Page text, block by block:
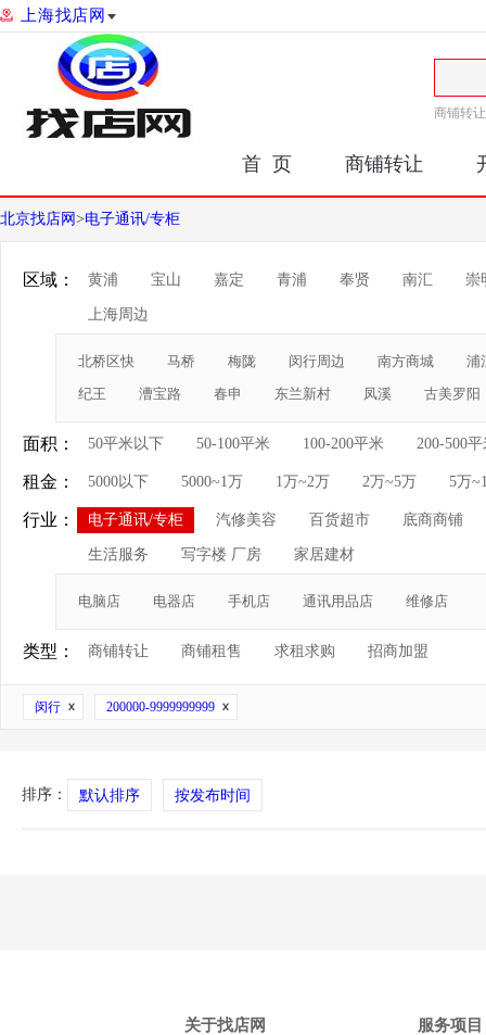
上海找店网
商铺转让
首 页 商铺转让
北京找店网 >电子通讯/专柜
区域： 黄浦 宝山 嘉定 青浦 奉贤 南汇 崇
上海周边
北桥区快 马桥 梅陇 闵行周边 南方商城
浦
纪王
漕宝路 春申 东兰新村 凤溪 古美罗阳
面积： 50平米以下 50-100平米 100-200平米 200-500
租金： 5000以下 5000~1万 1万~2万 2万~5万 5万
行业： 电子通讯/专柜 汽修美容 百货超市 底商商铺
生活服务 写字楼 厂房 家居建材
电脑店 电器店 手机店 通讯用品店 维修店
类型： 商铺转让 商铺租售 求租求购 招商加盟
闵行 200000-9999999999
排序： 默认排序 按发布时间
关于找店网 服务项目